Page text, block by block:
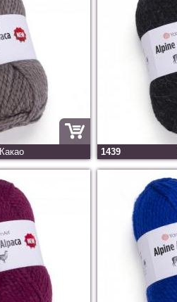
Какао 1439